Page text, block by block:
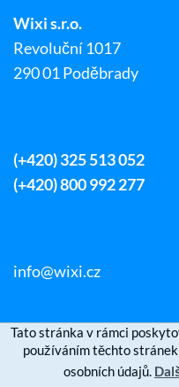
Wixi s.r.o.
Revoluční 1017
290 01 Poděbrady
(+420) 325 513 052
(+420) 800 992 277
info@wixi.cz
Tato stránka v rámci
používáním těchto
osobních údajů.